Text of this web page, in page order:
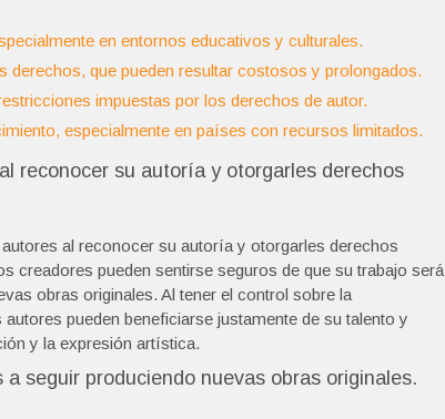
en entornos educativos y culturales.
derechos, que pueden resultar costosos y prolongados.
impuestas por los derechos de autor.
especialmente en países con recursos limitados.
reconocer su autoría y otorgarles derechos
al reconocer su autoría y otorgarles derechos
creadores pueden sentirse seguros de que su trabajo será
obras originales. Al tener el control sobre la
pueden beneficiarse justamente de su talento y
y la expresión artística.
seguir produciendo nuevas obras originales.